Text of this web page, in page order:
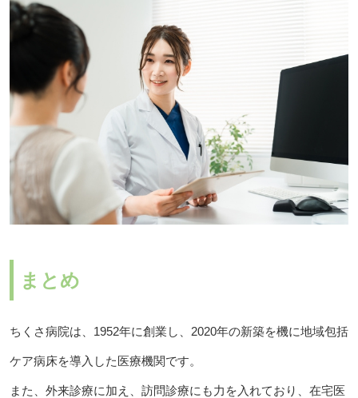
まとめ
ちくさ病院は、1952年に創業し、2020年の新築を機に地域包括
ケア病床を導入した医療機関です。
また、外来診療に加え、訪問診療にも力を入れており、在宅医